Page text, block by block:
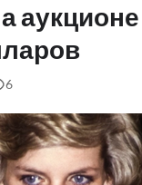
аукционе
6